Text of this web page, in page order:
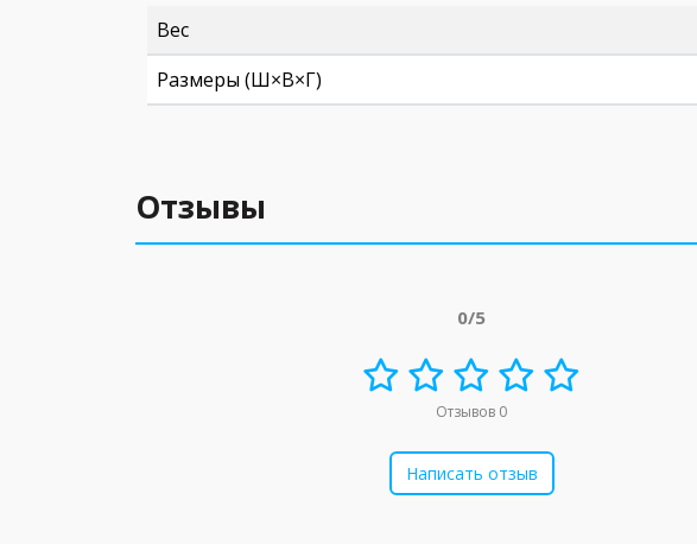
Вес
Размеры (Ш×В×Г)
Отзывы
0/5
Отзывов 0
Написать отзыв